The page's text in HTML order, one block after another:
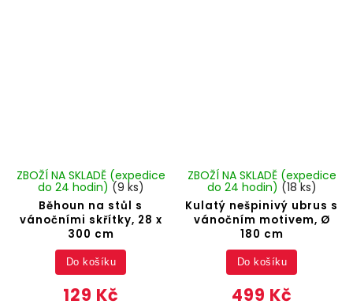
Běhoun na stůl s
vánočními skřítky, 28 x
300 cm
ZBOŽÍ NA SKLADĚ (expedice
do 24 hodin) (9 ks)
129 Kč
Do košíku
Kulatý nešpinivý ubrus s
vánočním motivem, Ø
180 cm
ZBOŽÍ NA SKLADĚ (expedice
do 24 hodin) (18 ks)
499 Kč
Do košíku